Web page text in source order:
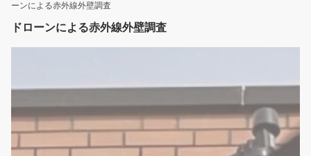
ーンによる赤外線外壁調査
ドローンによる赤外線外壁調査